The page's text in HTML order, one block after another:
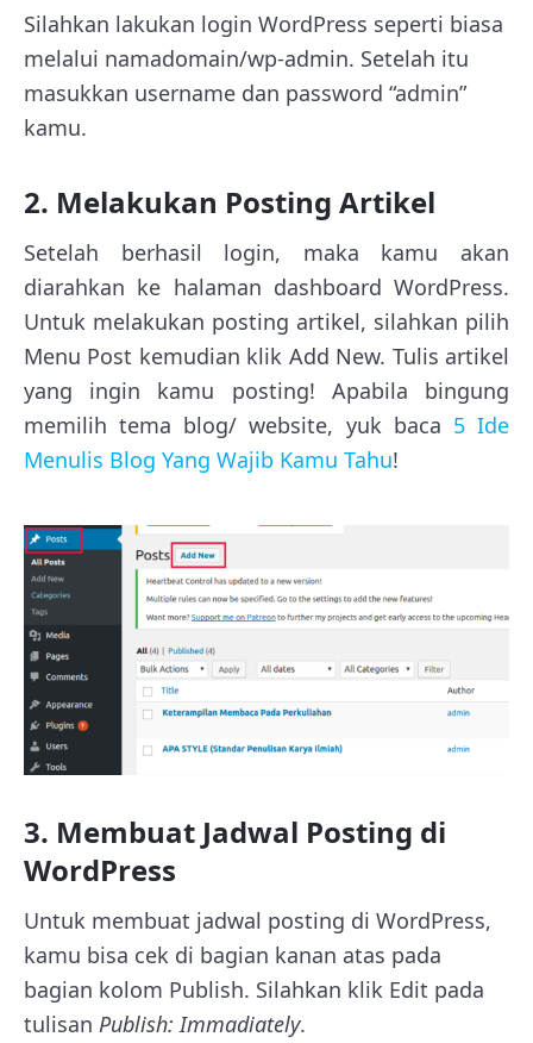
Silahkan lakukan login WordPress seperti biasa
melalui namadomain/wp-admin. Setelah itu
masukkan username dan password “admin”
kamu.
2. Melakukan Posting Artikel
Setelah berhasil login, maka kamu akan
diarahkan ke halaman dashboard WordPress.
Untuk melakukan posting artikel, silahkan pilih
Menu Post kemudian klik Add New. Tulis artikel
yang ingin kamu posting! Apabila bingung
memilih tema blog/ website, yuk baca 5 Ide
Menulis Blog Yang Wajib Kamu Tahu!
3. Membuat Jadwal Posting di
WordPress
Untuk membuat jadwal posting di WordPress,
kamu bisa cek di bagian kanan atas pada
bagian kolom Publish. Silahkan klik Edit pada
tulisan Publish: Immadiately.